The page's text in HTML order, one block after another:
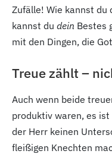
Zufälle! Wie kannst du
kannst du dein Bestes
mit den Dingen, die
Treue zählt –
Auch wenn beide
produktiv waren, es
der Herr keinen
fleißigen Knechten